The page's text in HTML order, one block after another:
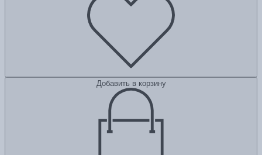
Добавить в корзину